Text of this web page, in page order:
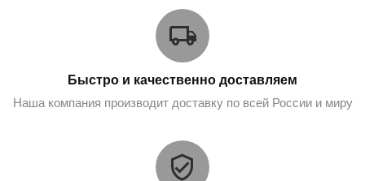
Быстро и качественно доставляем
Наша компания производит доставку по всей России и миру